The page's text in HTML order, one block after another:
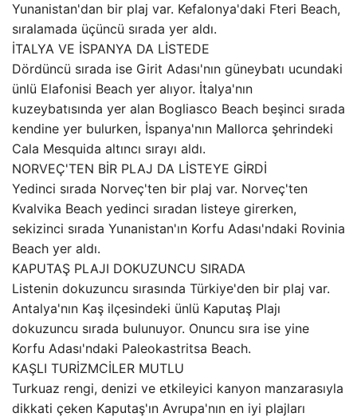
Yunanistan'dan bir plaj var. Kefalonya'daki Fteri Beach,
sıralamada üçüncü sırada yer aldı.
İTALYA VE İSPANYA DA LİSTEDE
Dördüncü sırada ise Girit Adası'nın güneybatı ucundaki
ünlü Elafonisi Beach yer alıyor. İtalya'nın
kuzeybatısında yer alan Bogliasco Beach beşinci sırada
kendine yer bulurken, İspanya'nın Mallorca şehrindeki
Cala Mesquida altıncı sırayı aldı.
NORVEÇ'TEN BİR PLAJ DA LİSTEYE GİRDİ
Yedinci sırada Norveç'ten bir plaj var. Norveç'ten
Kvalvika Beach yedinci sıradan listeye girerken,
sekizinci sırada Yunanistan'ın Korfu Adası'ndaki Rovinia
Beach yer aldı.
KAPUTAŞ PLAJI DOKUZUNCU SIRADA
Listenin dokuzuncu sırasında Türkiye'den bir plaj var.
Antalya'nın Kaş ilçesindeki ünlü Kaputaş Plajı
dokuzuncu sırada bulunuyor. Onuncu sıra ise yine
Korfu Adası'ndaki Paleokastritsa Beach.
KAŞLI TURİZMCİLER MUTLU
Turkuaz rengi, denizi ve etkileyici kanyon manzarasıyla
dikkati çeken Kaputaş'ın Avrupa'nın en iyi plajları